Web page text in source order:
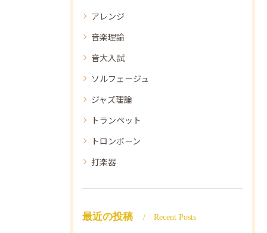
アレンジ
音楽理論
音大入試
ソルフェージュ
ジャズ理論
トランペット
トロンボーン
打楽器
最近の投稿 Recent Posts